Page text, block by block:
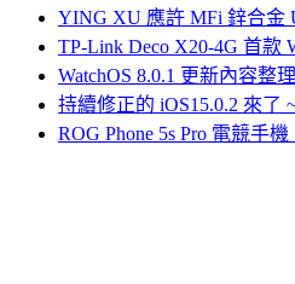
YING XU 應許 MFi 鋅合金
TP-Link Deco X20-4G 首款
WatchOS 8.0.1 更新內容整理
持續修正的 iOS15.0.2 來了
ROG Phone 5s Pro 電競手